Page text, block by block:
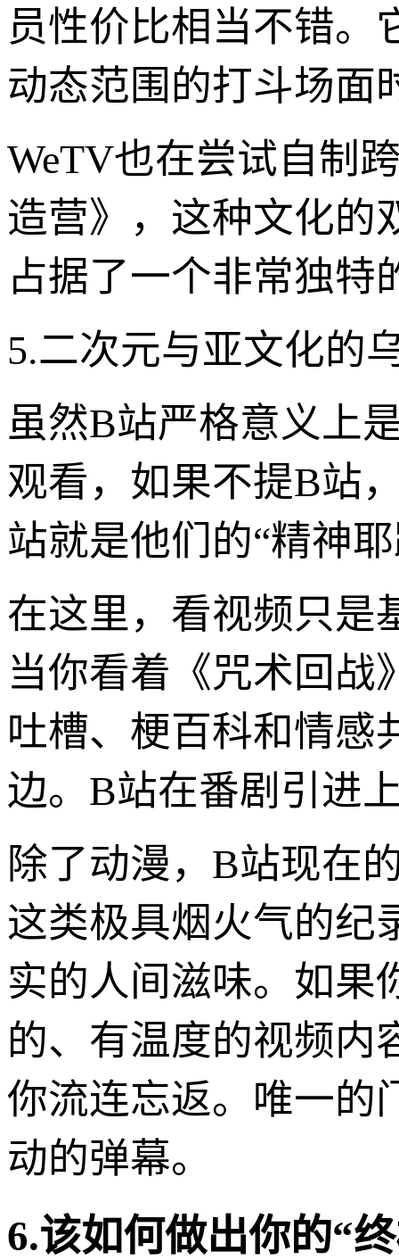
员性价比相当不错。
动态范围的打斗场面
WeTV也在尝试自制
造营》，这种文化的
占据了一个非常独特
5.二次元与亚文化的
虽然B站严格意义上
观看，如果不提B站
站就是他们的“精神
在这里，看视频只是
当你看着《咒术回战
吐槽、梗百科和情感
边。B站在番剧引进
除了动漫，B站现在
这类极具烟火气的纪
实的人间滋味。如果
的、有温度的视频内
你流连忘返。唯一的
动的弹幕。
6.该如何做出你的“